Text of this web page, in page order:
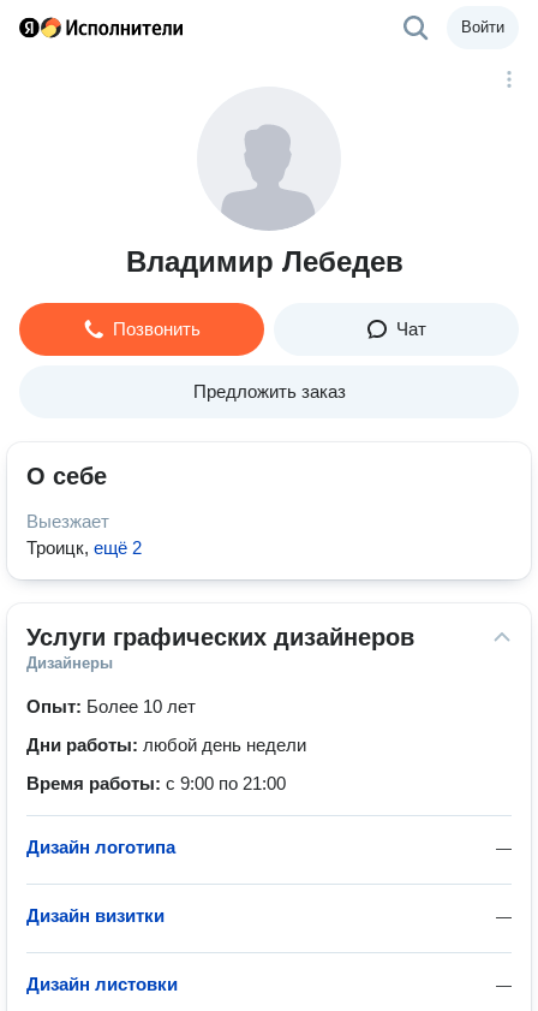
Войти
Владимир Лебедев
Позвонить Чат
Предложить заказ
О себе
Выезжает
Троицк, ещё 2
Услуги графических дизайнеров
Дизайнеры
Опыт: Более 10 лет
Дни работы: любой день недели
Время работы: с 9:00 по 21:00
—
Дизайн логотипа
—
Дизайн визитки
—
Дизайн листовки